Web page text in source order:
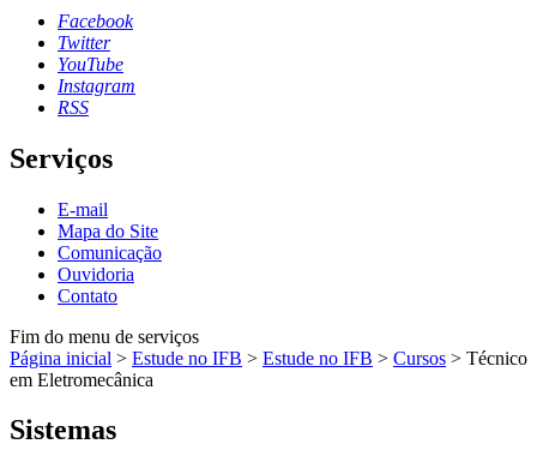
Facebook
Twitter
YouTube
Instagram
RSS
Serviços
E-mail
Mapa do Site
Comunicação
Ouvidoria
Contato
Fim do menu de serviços
Página inicial > Estude no IFB > Estude no IFB > Cursos > Técnico
em Eletromecânica
Sistemas